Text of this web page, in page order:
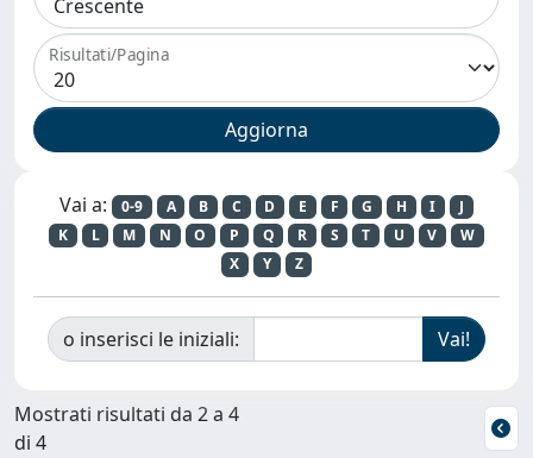
Risultati/Pagina
Vai a: 0-9 A B C D E F G H I
J
K
L M N O P Q R S T U V
W
X
Y Z
o inserisci le iniziali:
Mostrati risultati da 2 a 4
di 4